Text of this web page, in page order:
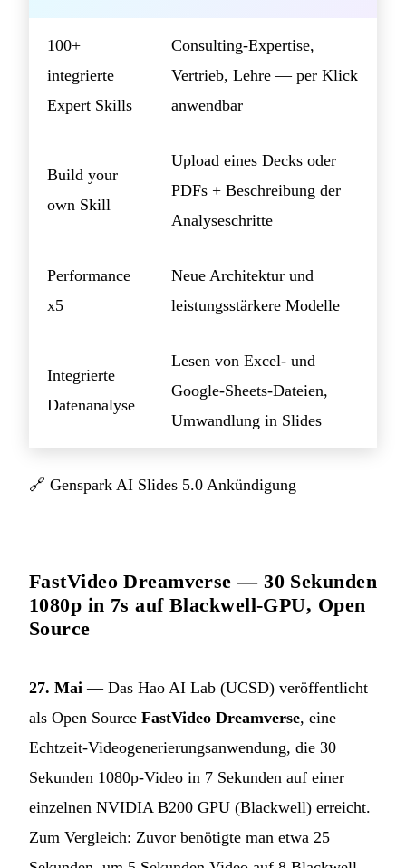
100+
integrierte
Expert Skills
Consulting-Expertise,
Vertrieb, Lehre — per Klick
anwendbar
Build your
own Skill
Upload eines Decks oder
PDFs + Beschreibung der
Analyseschritte
Performance
x5
Neue Architektur und
leistungsstärkere Modelle
Integrierte
Datenanalyse
Lesen von Excel- und
Google-Sheets-Dateien,
Umwandlung in Slides
🔗 Genspark AI Slides 5.0 Ankündigung
FastVideo Dreamverse — 30 Sekunden
1080p in 7s auf Blackwell-GPU, Open
Source
27. Mai — Das Hao AI Lab (UCSD) veröffentlicht
als Open Source FastVideo Dreamverse, eine
Echtzeit-Videogenerierungsanwendung, die 30
Sekunden 1080p-Video in 7 Sekunden auf einer
einzelnen NVIDIA B200 GPU (Blackwell) erreicht.
Zum Vergleich: Zuvor benötigte man etwa 25